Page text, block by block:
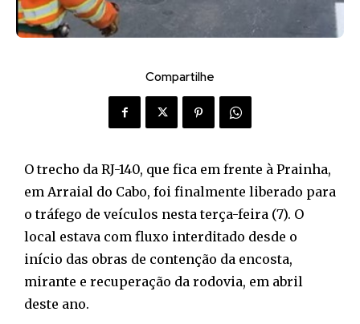
Compartilhe
O trecho da RJ-140, que fica em frente à Prainha,
em Arraial do Cabo, foi finalmente liberado para
o tráfego de veículos nesta terça-feira (7). O
local estava com fluxo interditado desde o
início das obras de contenção da encosta,
mirante e recuperação da rodovia, em abril
deste ano.